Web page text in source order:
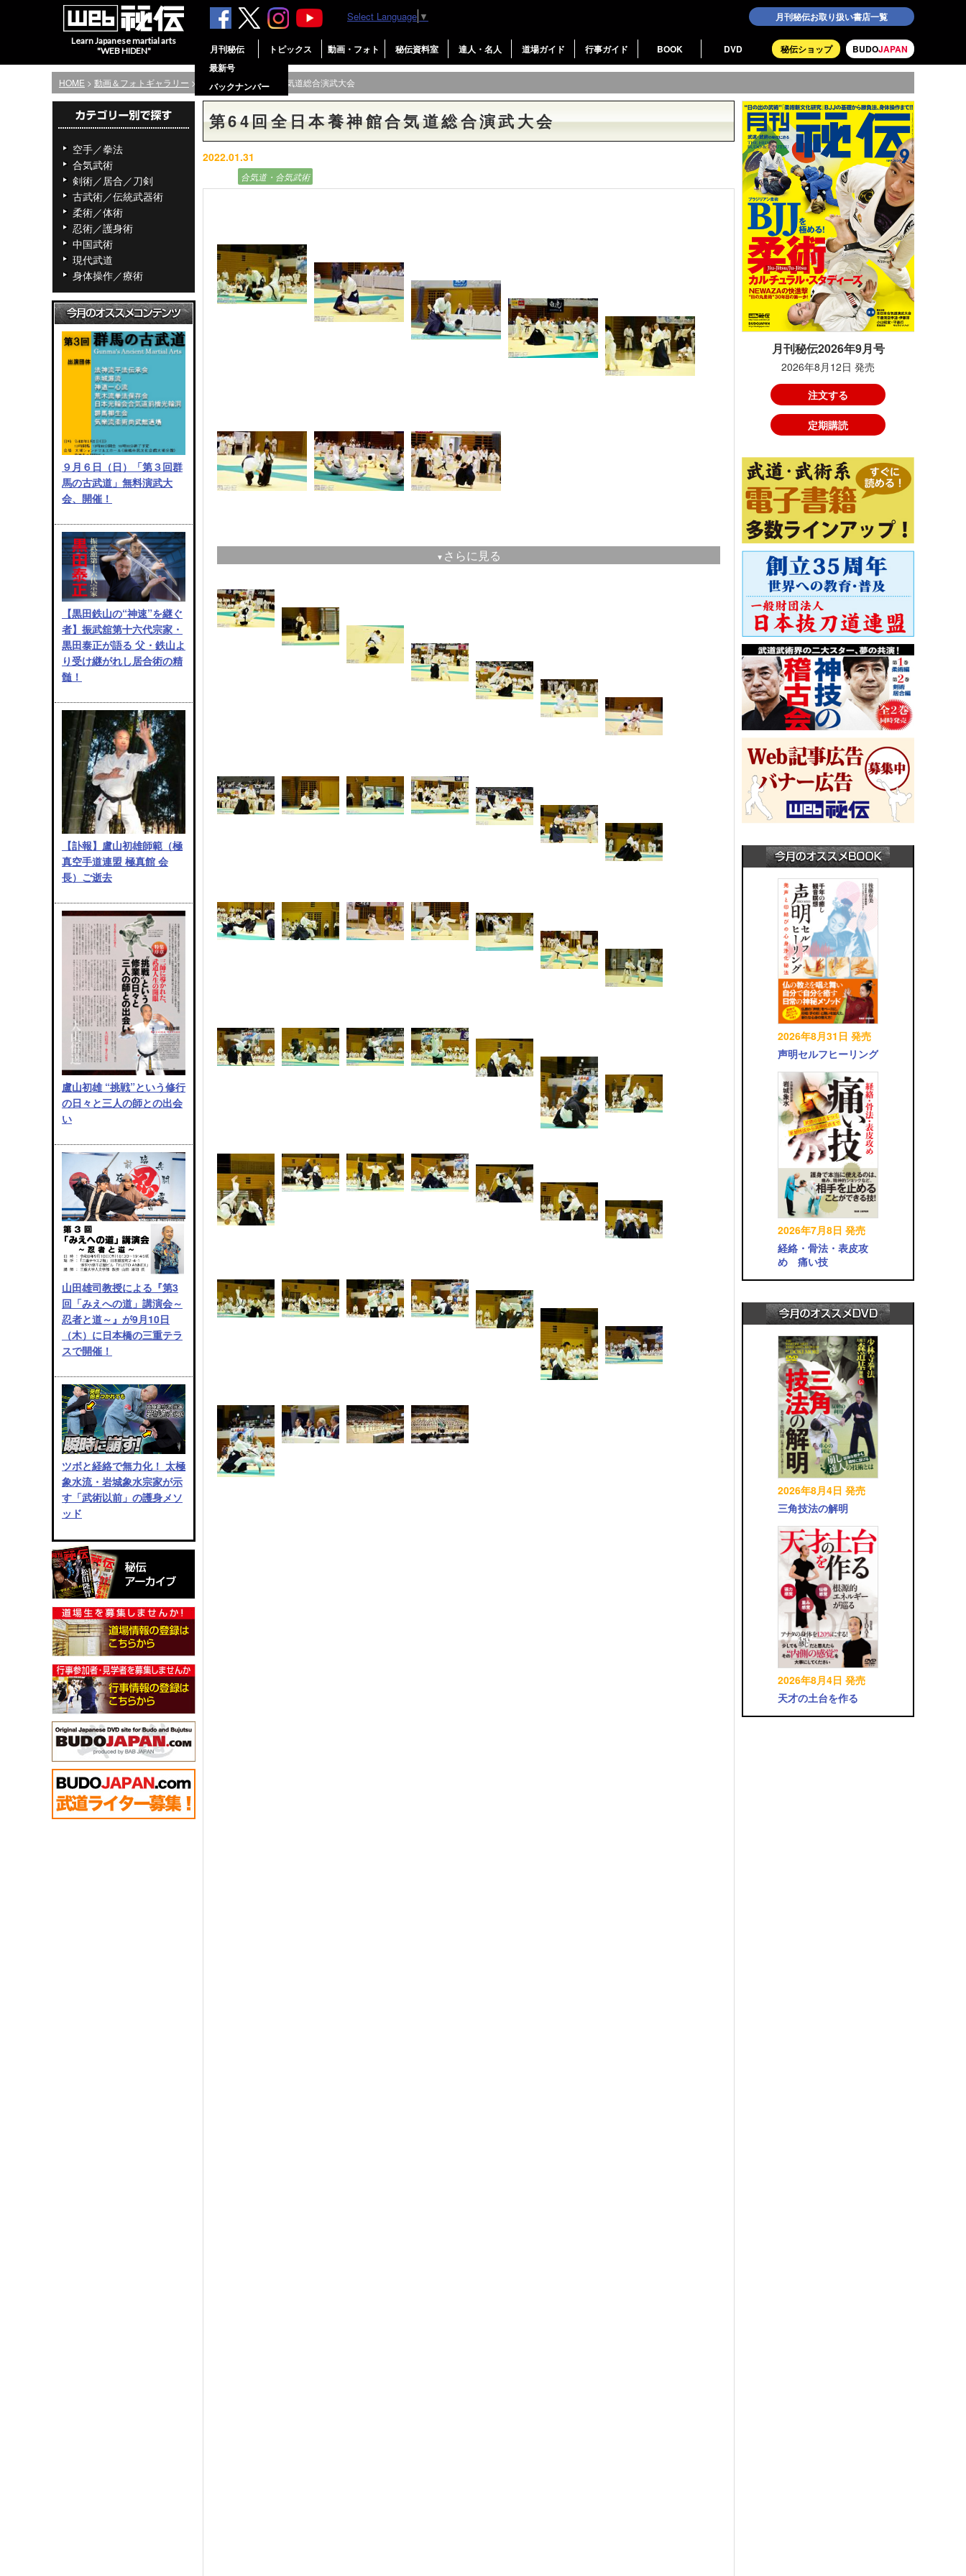
Learn Japanese martial arts
"WEB HIDEN"
月刊秘伝お取り扱い書店一覧
BUDOJAPAN
秘伝ショップ
月刊秘伝
最新号
バックナンバー
トピックス 動画・フォト 秘伝資料室 達人・名人 道場ガイド 行事ガイド BOOK DVD
Select Language ▼
HOME > 動画＆フォトギャラリー > 第64回全日本養神館合気道総合演武大会
空手／拳法
合気武術
剣術／居合／刀剣
古武術／伝統武器術
柔術／体術
忍術／護身術
中国武術
現代武道
身体操作／療術
９月６日（日）「第３回群
馬の古武道」無料演武大
会、開催！
【黒田鉄山の“神速”を継ぐ
者】振武舘第十六代宗家・
黒田泰正が語る 父・鉄山よ
り受け継がれし居合術の精
髄！
【訃報】盧山初雄師範（極
真空手道連盟 極真館 会
長）ご逝去
盧山初雄 “挑戦”という修行
の日々と三人の師との出会
い
山田雄司教授による『第3
回「みえへの道」講演会～
忍者と道～』が9月10日
（木）に日本橋の三重テラ
スで開催！
ツボと経絡で無力化！ 太極
象水流・岩城象水宗家が示
す「武術以前」の護身メソ
ッド
第64回全日本養神館合気道総合演武大会
2022.01.31
合気道・合気武術
▼ さらに見る
月刊秘伝2026年9月号
2026年8月12日 発売
注文する
定期購読
2026年8月31日 発売
声明セルフヒーリング
2026年7月8日 発売
経絡・骨法・表皮攻
め 痛い技
2026年8月4日 発売
三角技法の解明
2026年8月4日 発売
天才の土台を作る